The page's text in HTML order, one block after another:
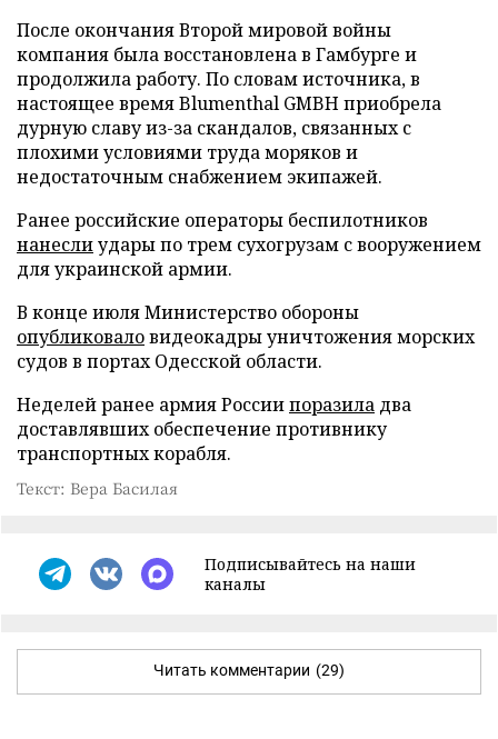
После окончания Второй мировой войны
компания была восстановлена в Гамбурге и
продолжила работу. По словам источника, в
настоящее время Blumenthal GMBH приобрела
дурную славу из-за скандалов, связанных с
плохими условиями труда моряков и
недостаточным снабжением экипажей.
Ранее российские операторы беспилотников
нанеслиудары по трем сухогрузам с вооружением
для украинской армии.
В конце июля Министерство обороны
опубликоваловидеокадры уничтожения морских
судов в портах Одесской области.
Неделей ранее армия Россиипоразила два
доставлявших обеспечение противнику
транспортных корабля.
Текст: Вера Басилая
Подписывайтесь на наши
каналы
Читать комментарии (29)